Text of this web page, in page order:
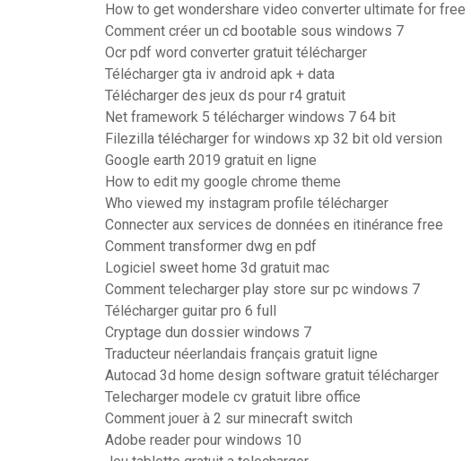
How to get wondershare video converter ultimate for free
Comment créer un cd bootable sous windows 7
Ocr pdf word converter gratuit télécharger
Télécharger gta iv android apk + data
Télécharger des jeux ds pour r4 gratuit
Net framework 5 télécharger windows 7 64 bit
Filezilla télécharger for windows xp 32 bit old version
Google earth 2019 gratuit en ligne
How to edit my google chrome theme
Who viewed my instagram profile télécharger
Connecter aux services de données en itinérance free
Comment transformer dwg en pdf
Logiciel sweet home 3d gratuit mac
Comment telecharger play store sur pc windows 7
Télécharger guitar pro 6 full
Cryptage dun dossier windows 7
Traducteur néerlandais français gratuit ligne
Autocad 3d home design software gratuit télécharger
Telecharger modele cv gratuit libre office
Comment jouer à 2 sur minecraft switch
Adobe reader pour windows 10